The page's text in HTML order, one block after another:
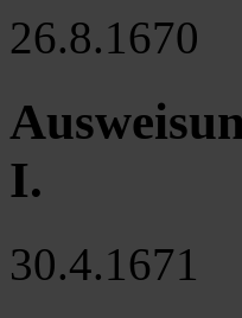
26.8.1670
I.
30.4.1671